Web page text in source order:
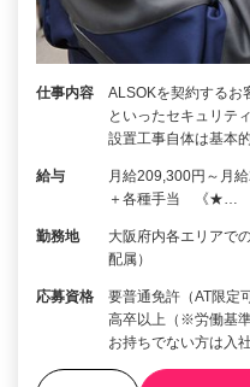
仕事内容
ALSOKを契約するお
といったセキュリテ
設置工事自体は基本
給与
月給209,300円～月
＋各種手当 《★…
勤務地
大阪府内各エリアで
配属）
応募資格
要普通免許（AT限定
高卒以上（※労働基
お持ちでない方は入